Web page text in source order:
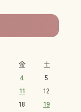
金
土
4
5
11
12
18 19